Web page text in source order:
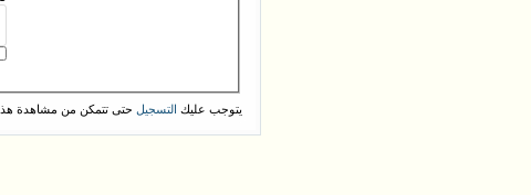
يتوجب عليك التسجيل حتى تتمكن من مشاهدة